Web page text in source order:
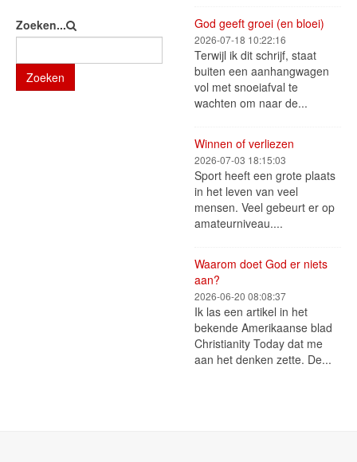
Zoeken...
Zoeken
God geeft groei (en bloei)
2026-07-18 10:22:16
Terwijl ik dit schrijf, staat
buiten een aanhangwagen
vol met snoeiafval te
wachten om naar de...
Winnen of verliezen
2026-07-03 18:15:03
Sport heeft een grote plaats
in het leven van veel
mensen. Veel gebeurt er op
amateurniveau....
Waarom doet God er niets
aan?
2026-06-20 08:08:37
Ik las een artikel in het
bekende Amerikaanse blad
Christianity Today dat me
aan het denken zette. De...